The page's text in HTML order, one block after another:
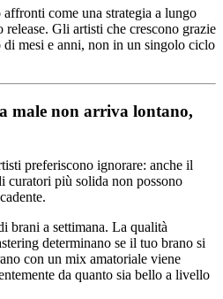
come una strategia a lungo
release. Gli artisti che crescono grazie
mesi e anni, non in un singolo ciclo
male non arriva lontano,
preferiscono ignorare: anche il
curatori più solida non possono
brani a settimana. La qualità
determinano se il tuo brano si
con un mix amatoriale viene
da quanto sia bello a livello